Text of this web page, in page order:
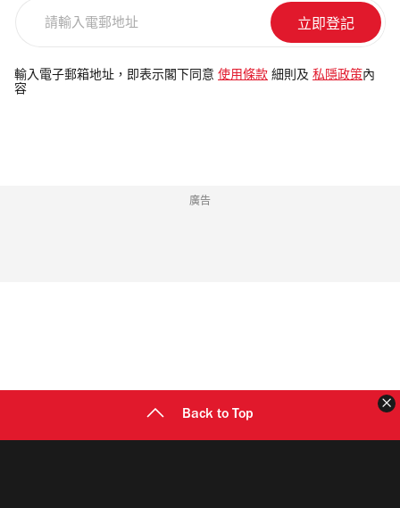
電
郵
輸入電子郵箱地址，即表示閣下同意 使用條款 細則及 私隱政策內
容
廣告
Back to Top